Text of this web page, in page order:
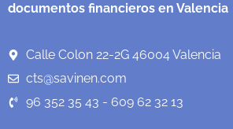
documentos financieros en Valencia
Calle Colon 22-2G 46004 Valencia
cts@savinen.com
96 352 35 43 - 609 62 32 13